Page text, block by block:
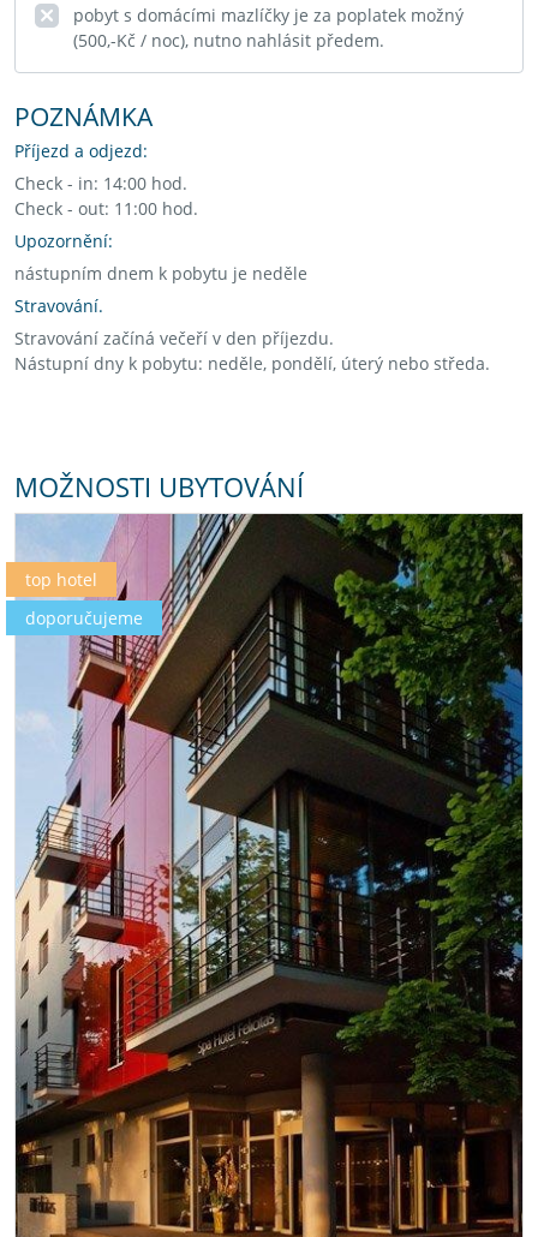
pobyt s domácími mazlíčky je za poplatek možný
(500,-Kč / noc), nutno nahlásit předem.
POZNÁMKA
Příjezd a odjezd:
Check - in: 14:00 hod.
Check - out: 11:00 hod.
Upozornění:
nástupním dnem k pobytu je neděle
Stravování.
Stravování začíná večeří v den příjezdu.
Nástupní dny k pobytu: neděle, pondělí, úterý nebo středa.
MOŽNOSTI UBYTOVÁNÍ
doporučujeme
top hotel